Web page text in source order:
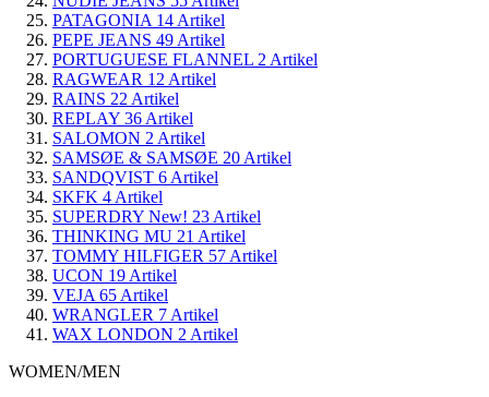
PATAGONIA 14 Artikel
PEPE JEANS 49 Artikel
PORTUGUESE FLANNEL 2 Artikel
RAGWEAR 12 Artikel
RAINS 22 Artikel
REPLAY 36 Artikel
SALOMON 2 Artikel
SAMSØE & SAMSØE 20 Artikel
SANDQVIST 6 Artikel
SKFK 4 Artikel
SUPERDRY New! 23 Artikel
THINKING MU 21 Artikel
TOMMY HILFIGER 57 Artikel
UCON 19 Artikel
VEJA 65 Artikel
WRANGLER 7 Artikel
WAX LONDON 2 Artikel
WOMEN/MEN